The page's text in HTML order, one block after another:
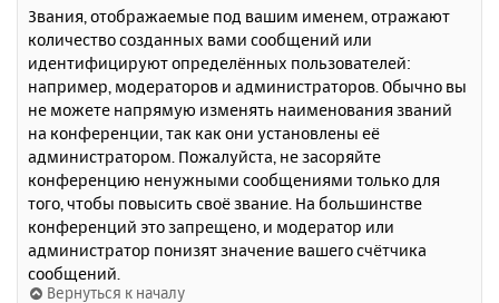
Звания, отображаемые под вашим именем, отражают
количество созданных вами сообщений или
идентифицируют определённых пользователей:
например, модераторов и администраторов. Обычно вы
не можете напрямую изменять наименования званий
на конференции, так как они установлены её
администратором. Пожалуйста, не засоряйте
конференцию ненужными сообщениями только для
того, чтобы повысить своё звание. На большинстве
конференций это запрещено, и модератор или
администратор понизят значение вашего счётчика
сообщений.
Вернуться к началу